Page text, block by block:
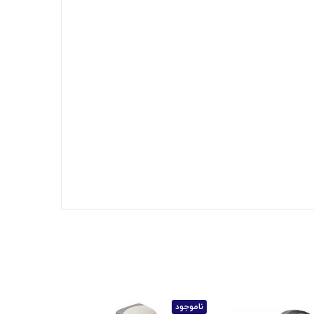
ناموجود